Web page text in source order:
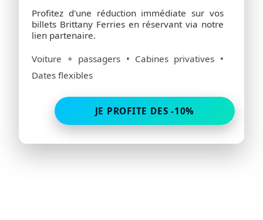
Profitez d'une réduction immédiate sur vos
billets Brittany Ferries en réservant via notre
lien partenaire.
Voiture + passagers • Cabines privatives •
Dates flexibles
JE PROFITE DES -10%